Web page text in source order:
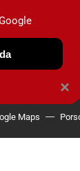
Maps
×